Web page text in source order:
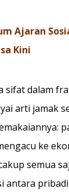
Ajaran
Kini
sifat dalam
arti jamak
ke
semua
antara